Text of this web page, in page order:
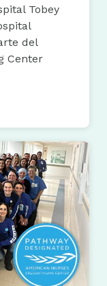
Tobey
del
Center